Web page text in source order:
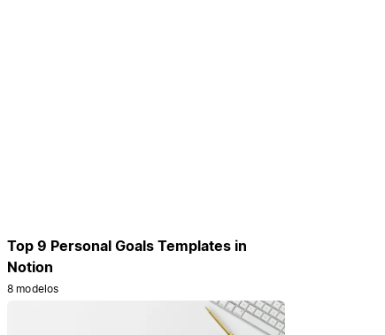
Top 9 Personal Goals Templates in
Notion
8 modelos